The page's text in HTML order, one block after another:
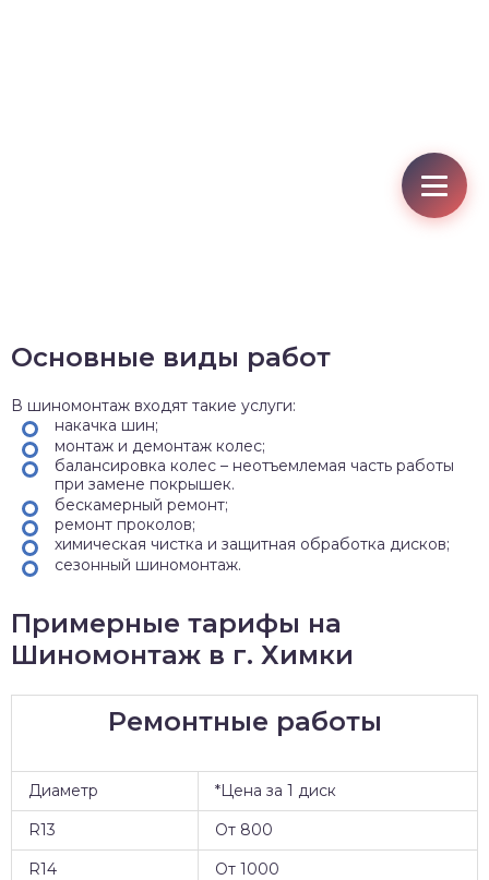
Основные виды работ
В шиномонтаж входят такие услуги:
накачка шин;
монтаж и демонтаж колес;
балансировка колес – неотъемлемая часть работы
при замене покрышек.
бескамерный ремонт;
ремонт проколов;
химическая чистка и защитная обработка дисков;
сезонный шиномонтаж.
Примерные тарифы на
Шиномонтаж в г. Химки
Ремонтные работы
Диаметр
*Цена за 1 диск
R13
От 800
R14
От 1000